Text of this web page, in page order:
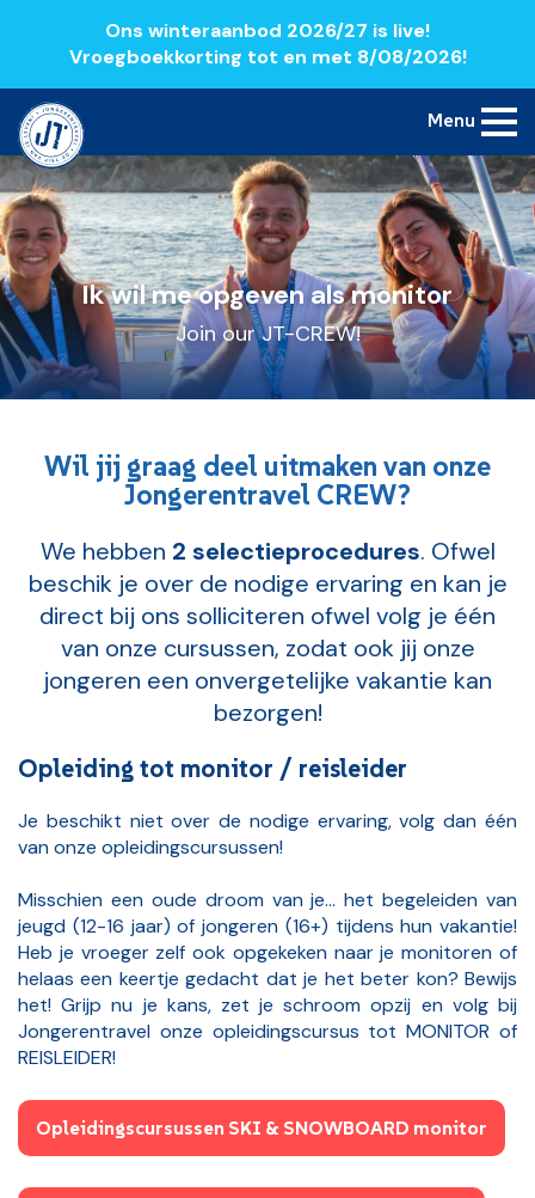
Ons winteraanbod 2026/27 is live!
Vroegboekkorting tot en met 8/08/2026!
Menu
Ik wil me opgeven als monitor
Join our JT-CREW!
Wil jij graag deel uitmaken van onze
Jongerentravel CREW?
We hebben 2 selectieprocedures. Ofwel
beschik je over de nodige ervaring en kan je
direct bij ons solliciteren ofwel volg je één
van onze cursussen, zodat ook jij onze
jongeren een onvergetelijke vakantie kan
bezorgen!
Opleiding tot monitor / reisleider
Je beschikt niet over de nodige ervaring, volg dan één
van onze opleidingscursussen!
Misschien een oude droom van je... het begeleiden van
jeugd (12-16 jaar) of jongeren (16+) tijdens hun vakantie!
Heb je vroeger zelf ook opgekeken naar je monitoren of
helaas een keertje gedacht dat je het beter kon? Bewijs
het! Grijp nu je kans, zet je schroom opzij en volg bij
Jongerentravel onze opleidingscursus tot MONITOR of
REISLEIDER!
Opleidingscursussen SKI & SNOWBOARD monitor